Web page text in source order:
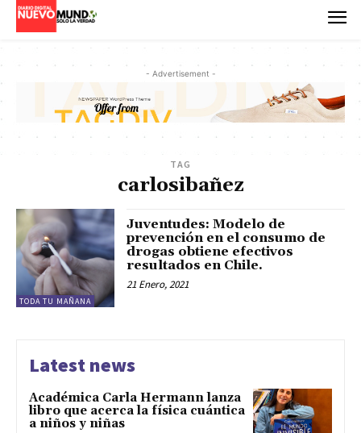
- Advertisement -
TAG
carlosibañez
TODA TU MAÑANA
Juventudes: Modelo de
prevención en el consumo de
drogas obtiene efectivos
resultados en Chile.
21 Enero, 2021
Latest news
Académica Carla Hermann lanza
libro que acerca la física cuántica
a niños y niñas